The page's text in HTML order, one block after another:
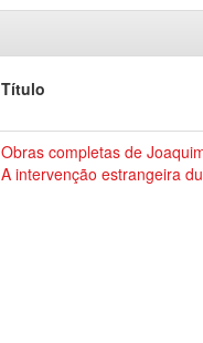
Título
Obras completas de
A intervenção estrangeira